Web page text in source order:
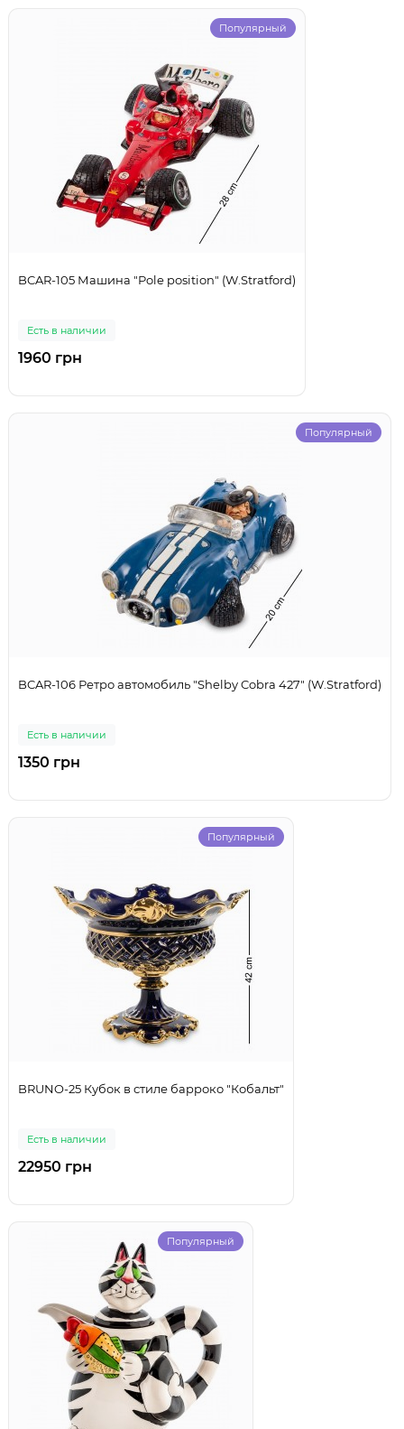
Популярный
BCAR-105 Машина "Pole position" (W.Stratford)
Есть в наличии
1960 грн
Популярный
BCAR-106 Ретро автомобиль "Shelby Cobra 427" (W.Stratford)
Есть в наличии
1350 грн
Популярный
BRUNO-25 Кубок в стиле барроко "Кобальт"
Есть в наличии
22950 грн
Популярный